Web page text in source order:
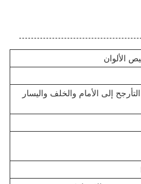
الألوان
إلى الأمام والخلف واليسار